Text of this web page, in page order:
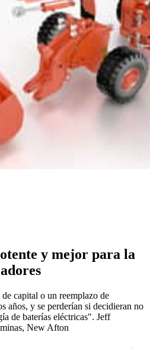
y mejor para la
capital o un reemplazo de
años, y se perderían si decidieran no
de baterías eléctricas". Jeff
New Afton